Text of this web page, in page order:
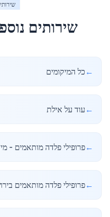
שירותים
← כל המיקומים
← עוד על אילת
←פרופילי פלדה מותאמים -
←פרופילי פלדה מותאמים